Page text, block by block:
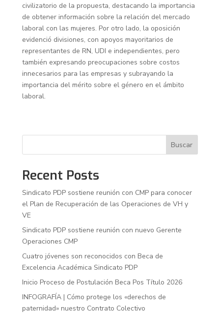
civilizatorio de la propuesta, destacando la importancia
de obtener información sobre la relación del mercado
laboral con las mujeres. Por otro lado, la oposición
evidenció divisiones, con apoyos mayoritarios de
representantes de RN, UDI e independientes, pero
también expresando preocupaciones sobre costos
innecesarios para las empresas y subrayando la
importancia del mérito sobre el género en el ámbito
laboral.
Buscar
Recent Posts
Sindicato PDP sostiene reunión con CMP para conocer
el Plan de Recuperación de las Operaciones de VH y
VE
Sindicato PDP sostiene reunión con nuevo Gerente
Operaciones CMP
Cuatro jóvenes son reconocidos con Beca de
Excelencia Académica Sindicato PDP
Inicio Proceso de Postulación Beca Pos Título 2026
INFOGRAFÍA | Cómo protege los «derechos de
paternidad» nuestro Contrato Colectivo